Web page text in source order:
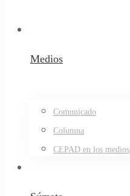
Medios
Comunicado
Columna
CEPAD en los medios